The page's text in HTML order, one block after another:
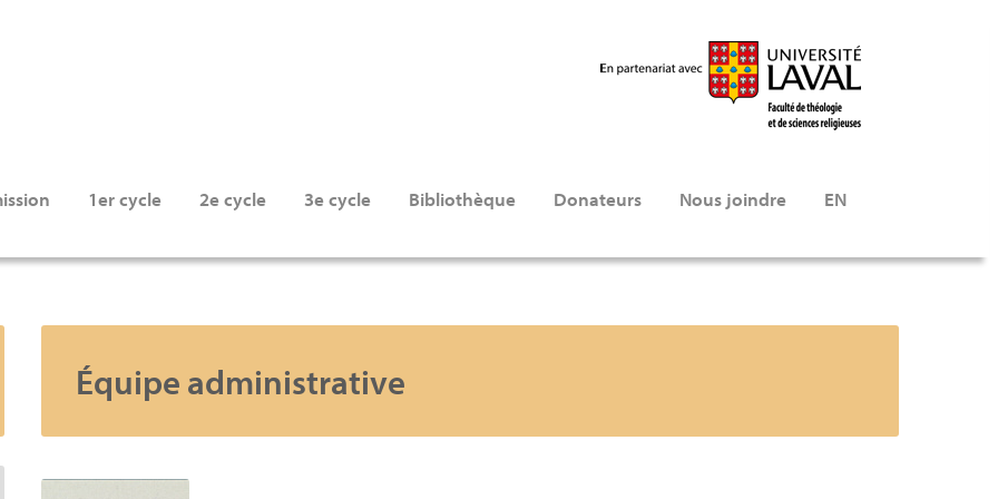
1er cycle 2e cycle 3e cycle Bibliothèque Donateurs Nous joindre EN
Équipe administrative